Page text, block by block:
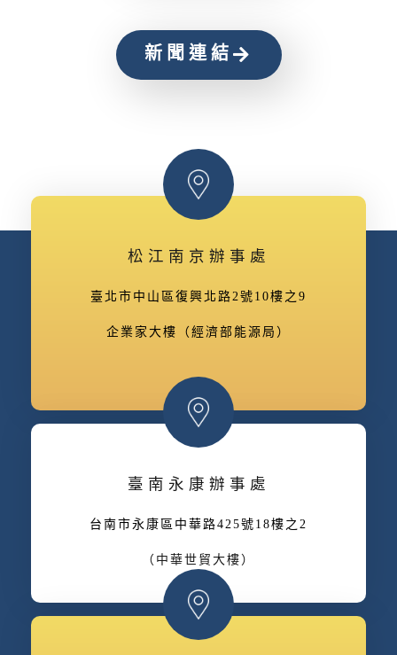
新聞連結
松江南京辦事處
臺北市中山區復興北路2號10樓之9
企業家大樓（經濟部能源局）
臺南永康辦事處
台南市永康區中華路425號18樓之2
（中華世貿大樓）